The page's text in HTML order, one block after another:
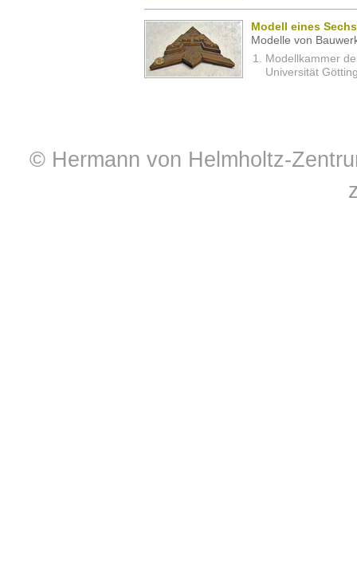
Modell eines
Modelle von
Modellkammer
Universität
© Hermann von Helmholtz-